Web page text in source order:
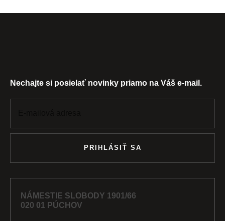
Nechajte si posielať novinky priamo na Váš e-mail.
PRIHLÁSIŤ SA
NÁMESTIE SLOBODY 1901/66
020 01 PÚCHOV